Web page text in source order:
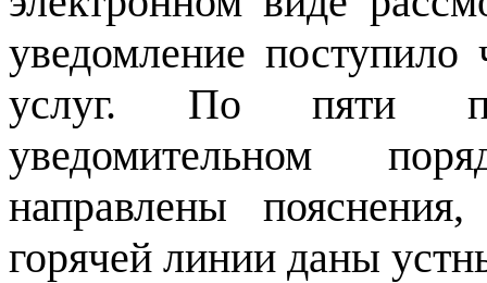
уведомление поступило
услуг. По пяти
уведомительном
направлены
горячей линии даны